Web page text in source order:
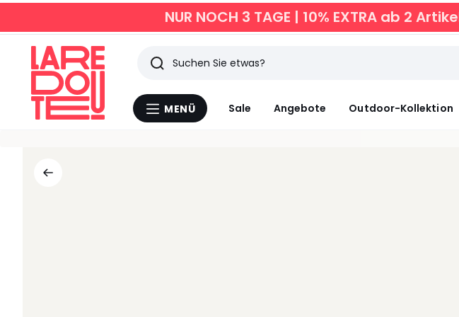
NUR NOCH 3 TAGE | 10% EXTRA ab 2
Menü
MENÜ Sale Angebote Outdoor-Kollektion
Suchen
Zuletzt
angesehen